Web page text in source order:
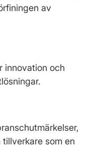
av
innovation och
som en